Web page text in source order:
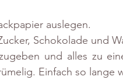
auslegen.
Schokolade und
und alles zu
Einfach so